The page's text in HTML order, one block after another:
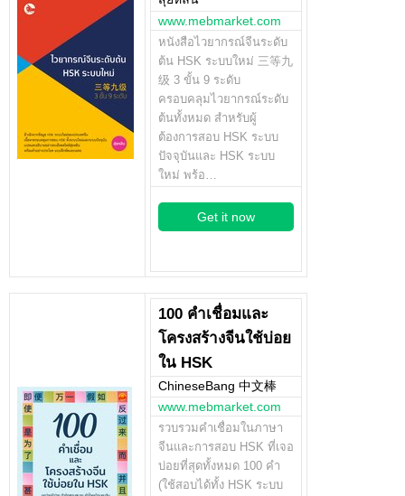
www.mebmarket.com
หนังสือไวยากรณ์จีนระดับ
ต้น HSK ระบบใหม่ 三等九
级 3 ขั้น 9 ระดับ
ครอบคลุมไวยากรณ์ระดับ
ต้นทั้งหมด สำหรับผู้
ต้องการสอบ HSK ระบบ
ปัจจุบันและ HSK ระบบ
ใหม่ พร้อ…
Get it now
100 คำเชื่อมและ
โครงสร้างจีนใช้บ่อย
ใน HSK
ChineseBang 中文棒
www.mebmarket.com
รวบรวมคำเชื่อมในภาษา
จีนและการสอบ HSK ที่เจอ
บ่อยที่สุดทั้งหมด 100 คำ
(ใช้สอบได้ทั้ง HSK ระบบ